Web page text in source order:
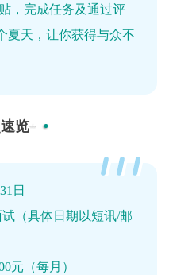
，完成任务及通过评
天，让你获得与众不
览
日
（具体日期以短讯/邮
元（每月）